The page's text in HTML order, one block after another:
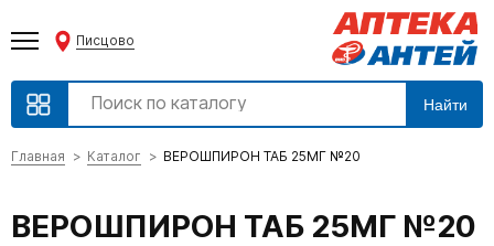
Писцово
Найти
Главная Каталог ВЕРОШПИРОН ТАБ 25МГ №20
ВЕРОШПИРОН ТАБ 25МГ №20